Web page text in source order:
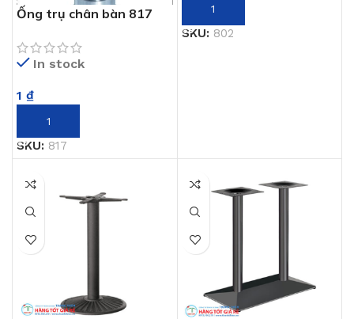
Ống trụ chân bàn 817
In stock
1 ₫
THÊM VÀO GIỎ HÀNG
SKU: 817
THÊM VÀO GIỎ HÀNG
SKU: 802